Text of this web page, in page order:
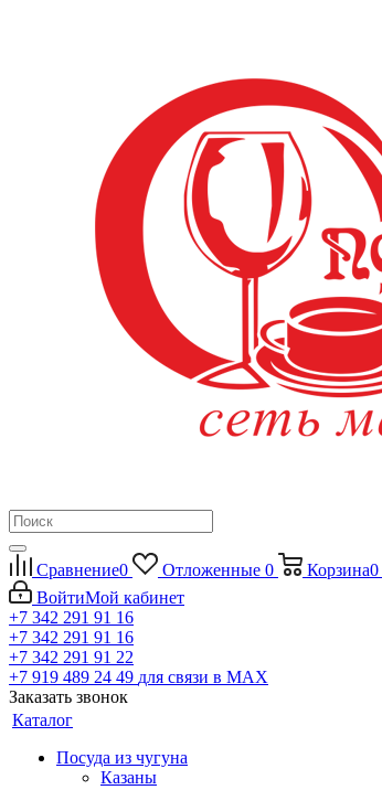
Сравнение0 Отложенные 0 Корзина0
ВойтиМой кабинет
+7 342 291 91 16
+7 342 291 91 16
+7 342 291 91 22
+7 919 489 24 49 для связи в МАХ
Заказать звонок
Каталог
Посуда из чугуна
Казаны